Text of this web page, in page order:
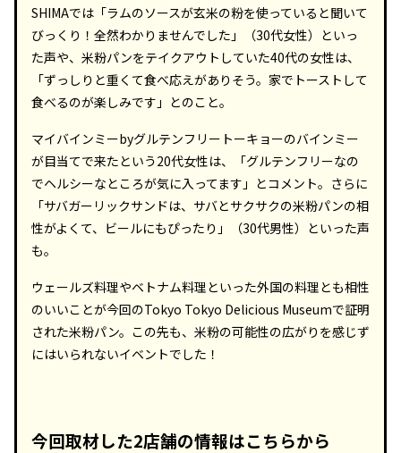
SHIMAでは「ラムのソースが玄米の粉を使っていると聞いて
びっくり！全然わかりませんでした」（30代女性）といっ
た声や、米粉パンをテイクアウトしていた40代の女性は、
「ずっしりと重くて食べ応えがありそう。家でトーストして
食べるのが楽しみです」とのこと。
マイバインミーbyグルテンフリートーキョーのバインミー
が目当てで来たという20代女性は、「グルテンフリーなの
でヘルシーなところが気に入ってます」とコメント。さらに
「サバガーリックサンドは、サバとサクサクの米粉パンの相
性がよくて、ビールにもぴったり」（30代男性）といった声
も。
ウェールズ料理やベトナム料理といった外国の料理とも相性
のいいことが今回のTokyo Tokyo Delicious Museumで証明
された米粉パン。この先も、米粉の可能性の広がりを感じず
にはいられないイベントでした！
今回取材した2店舗の情報はこちらから